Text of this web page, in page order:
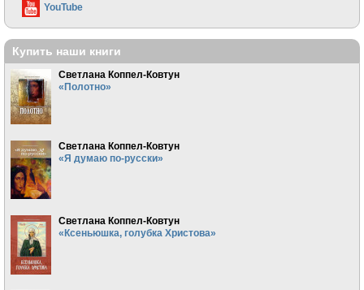
YouTube
Купить наши книги
Светлана Коппел-Ковтун
«Полотно»
Светлана Коппел-Ковтун
«Я думаю по-русски»
Светлана Коппел-Ковтун
«Ксеньюшка, голубка Христова»